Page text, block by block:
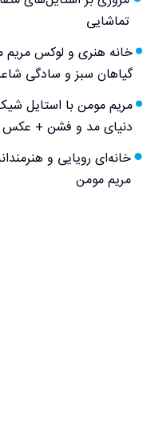
تماشایی
خانه هنری و لوکس مریم
گیاهان سبز و سادگی
مریم مومن با استایل
دنیای مد و فشن + عکس
خانه‌ای رویایی و
مریم مومن